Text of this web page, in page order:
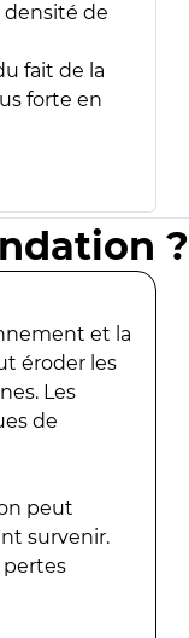
densité de
fait de la
forte en
?
et la
éroder les
Les
de
peut
survenir.